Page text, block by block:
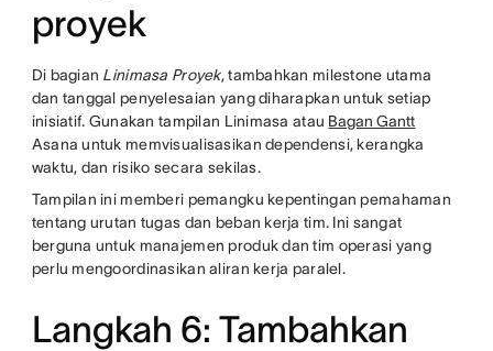
proyek
Di bagian Linimasa Proyek, tambahkan milestone utama
dan tanggal penyelesaian yang diharapkan untuk setiap
inisiatif. Gunakan tampilan Linimasa atau Bagan Gantt
Asana untuk memvisualisasikan dependensi, kerangka
waktu, dan risiko secara sekilas.
Tampilan ini memberi pemangku kepentingan pemahaman
tentang urutan tugas dan beban kerja tim. Ini sangat
berguna untuk manajemen produk dan tim operasi yang
perlu mengoordinasikan aliran kerja paralel.
Langkah 6: Tambahkan